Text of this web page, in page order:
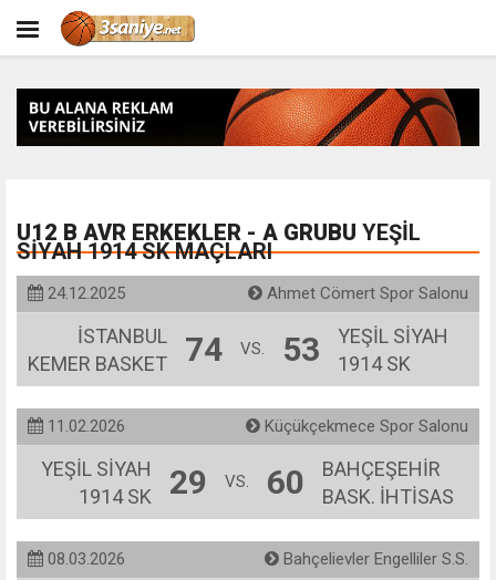
U12 B AVR ERKEKLER - A GRUBU YEŞİL
SİYAH 1914 SK MAÇLARI
24.12.2025 Ahmet Cömert Spor Salonu
İSTANBUL
KEMER BASKET
74 VS. 53
YEŞİL SİYAH
1914 SK
11.02.2026 Küçükçekmece Spor Salonu
YEŞİL SİYAH
1914 SK
29 VS. 60
BAHÇEŞEHİR
BASK. İHTİSAS
08.03.2026 Bahçelievler Engelliler S.S.